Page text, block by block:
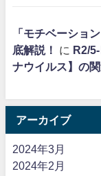
「モチベーショ
底解説！
に R2/
ナウイルス】の
アーカイブ
2024年3月
2024年2月